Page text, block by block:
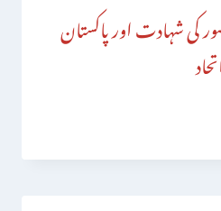
کی شہادت اور پاکستان